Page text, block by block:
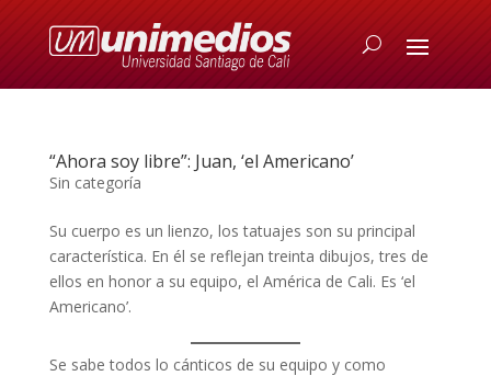
“Ahora soy libre”: Juan, ‘el Americano’
Sin categoría
Su cuerpo es un lienzo, los tatuajes son su principal
característica. En él se reflejan treinta dibujos, tres de
ellos en honor a su equipo, el América de Cali. Es ‘el
Americano’.
Se sabe todos lo cánticos de su equipo y como